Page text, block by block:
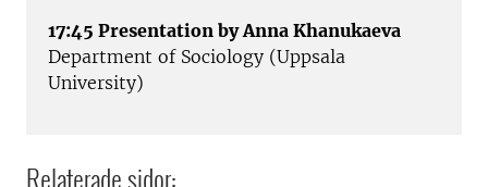
17:45 Presentation by Anna Khanukaeva
Department of Sociology (Uppsala
University)
Relaterade sidor: